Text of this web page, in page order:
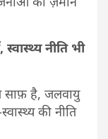
नीति भी
है, जलवायु
की नीति